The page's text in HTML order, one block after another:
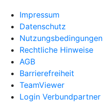
Impressum
Datenschutz
Nutzungsbedingungen
Rechtliche Hinweise
AGB
Barrierefreiheit
TeamViewer
Login Verbundpartner